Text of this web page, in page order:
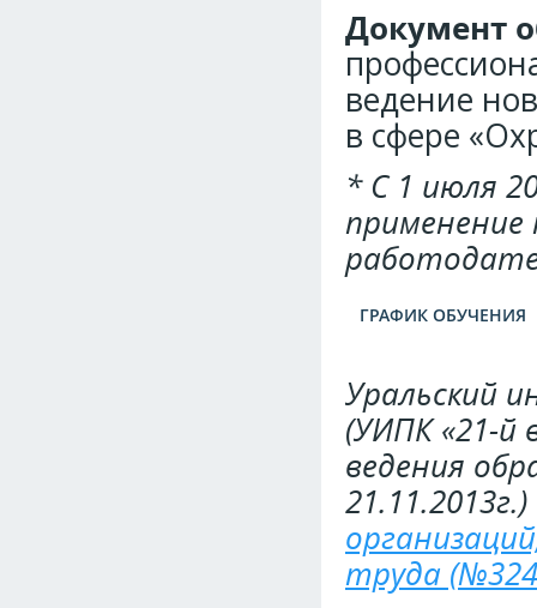
Документ
ведение
в сфере
* С 1 июля
ГРАФИК ОБУЧЕНИЯ
Уральский
(УИПК «21-й
ведения
труда